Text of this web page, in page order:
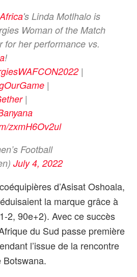
's Linda Motlhalo is
Woman of the Match
for her performance vs.
!
|
|
|
zxmH6Ov2ul
Football
July 4, 2022
d’Asisat Oshoala,
la marque grâce à
2, 90e+2). Avec ce succès
du Sud passe première
l’issue de la rencontre
Botswana.